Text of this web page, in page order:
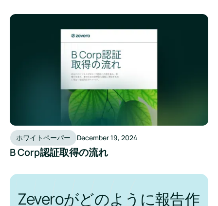
ホワイトペーパー December 19, 2024
B Corp認証取得の流れ
B Corp認証取得の流れ
Zeveroがどのように報告作